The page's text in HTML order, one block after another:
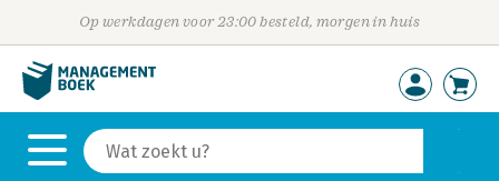
Op werkdagen voor 23:00 besteld, morgen in huis